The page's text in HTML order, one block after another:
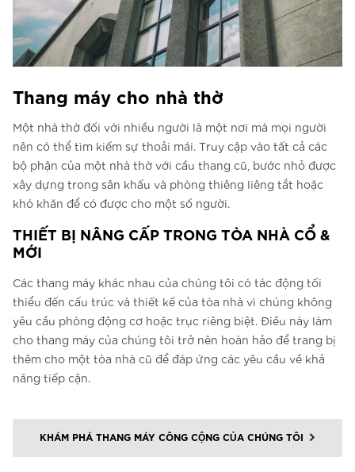
Thang máy cho nhà thờ
Một nhà thờ đối với nhiều người là một nơi mà mọi người
nên có thể tìm kiếm sự thoải mái. Truy cập vào tất cả các
bộ phận của một nhà thờ với cầu thang cũ, bước nhỏ được
xây dựng trong sân khấu và phòng thiêng liêng tắt hoặc
khó khăn để có được cho một số người.
THIẾT BỊ NÂNG CẤP TRONG TÒA NHÀ CỔ &
MỚI
Các thang máy khác nhau của chúng tôi có tác động tối
thiểu đến cấu trúc và thiết kế của tòa nhà vì chúng không
yêu cầu phòng động cơ hoặc trục riêng biệt. Điều này làm
cho thang máy của chúng tôi trở nên hoàn hảo để trang bị
thêm cho một tòa nhà cũ để đáp ứng các yêu cầu về khả
năng tiếp cận.
KHÁM PHÁ THANG MÁY CÔNG CỘNG CỦA CHÚNG TÔI